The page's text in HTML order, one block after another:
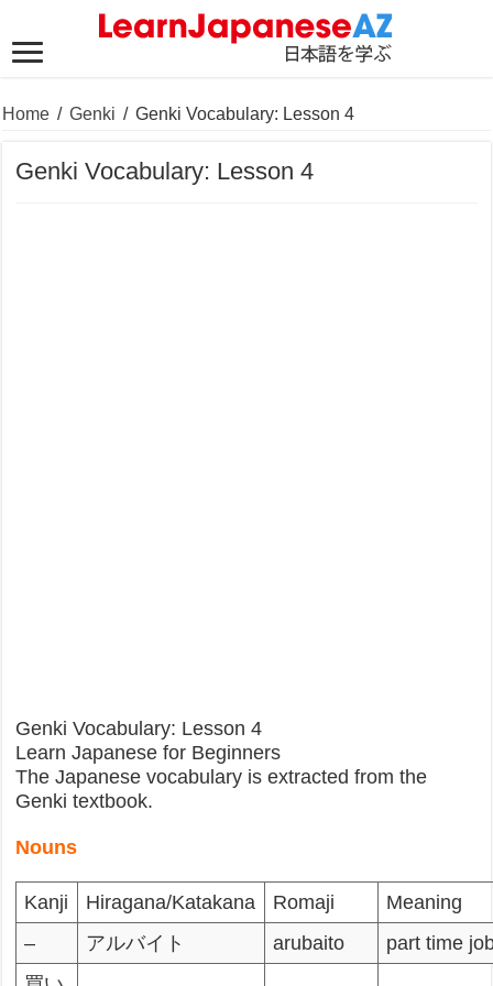
Home / Genki / Genki Vocabulary: Lesson 4
Genki Vocabulary: Lesson 4
Genki Vocabulary: Lesson 4
Learn Japanese for Beginners
The Japanese vocabulary is extracted from the
Genki textbook.
Nouns
Kanji Hiragana/Katakana Romaji
Meaning
–
アルバイト arubaito
part time